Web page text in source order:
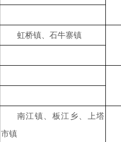
虹桥镇、石牛寨镇
南江镇、板江乡、上塔
市镇